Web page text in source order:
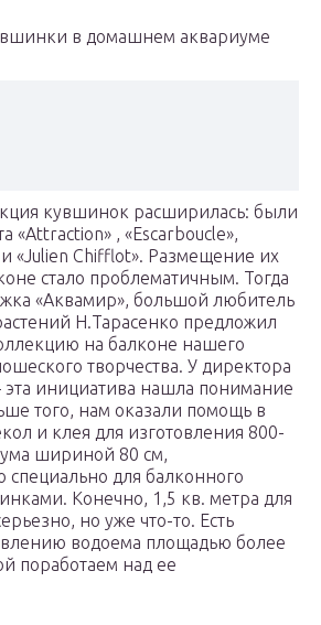
в домашнем аквариуме
кувшинок расширилась: были
«Attraction» , «Escarboucle»,
«Julien Chifflot». Размещение их
стало проблематичным. Тогда
«Аквамир», большой любитель
Н.Тарасенко предложил
на балконе нашего
творчества. У директора
инициатива нашла понимание
того, нам оказали помощь в
и клея для изготовления 800-
шириной 80 см,
специально для балконного
Конечно, 1,5 кв. метра для
но уже что-то. Есть
водоема площадью более
поработаем над ее